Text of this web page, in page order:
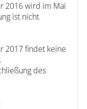
2016 wird im Mai
ist nicht
2017 findet keine
des